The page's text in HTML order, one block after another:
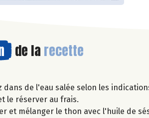
de la recette
dans de l'eau salée selon les
le réserver au frais.
et mélanger le thon avec l'huile de